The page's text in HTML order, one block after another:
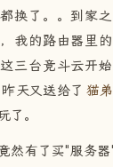
换了。。到家
我的路由器里
三台竞斗云开
天又送给了 猫弟
了。
然有了买"服务